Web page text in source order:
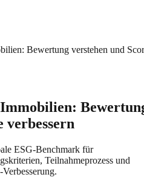
Bewertung verstehen und
verbessern
ESG-Benchmark für
Teilnahmeprozess und